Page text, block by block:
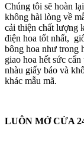
Chúng tôi sẽ hoàn
không hài lòng về
cải thiện chất lượng
điện hoa tốt nhất,
bông hoa như trong
giao hoa hết sức
nhàu giấy báo và
khác mẫu mã.
LUÔN MỞ CỬA